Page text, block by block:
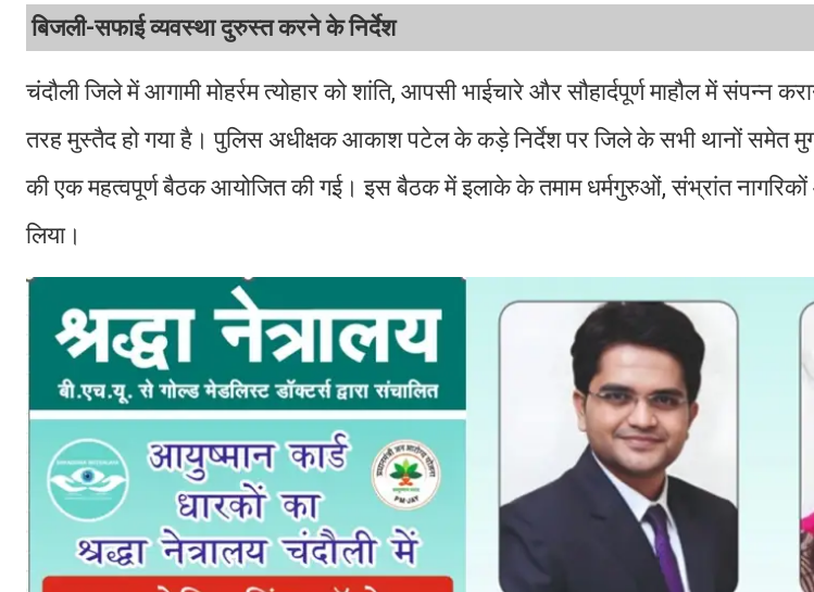
बिजली-सफाई व्यवस्था दुरुस्त करने के निर्देश
चंदौली जिले में आगामी मोहर्रम त्योहार को शांति, आपसी भाईचारे और सौहार्दपूर्ण माहौल में संपन्न
तरह मुस्तैद हो गया है। पुलिस अधीक्षक आकाश पटेल के कड़े निर्देश पर जिले के सभी थानों समेत
की एक महत्वपूर्ण बैठक आयोजित की गई। इस बैठक में इलाके के तमाम धर्मगुरुओं, संभ्रांत नागरिकों
लिया।